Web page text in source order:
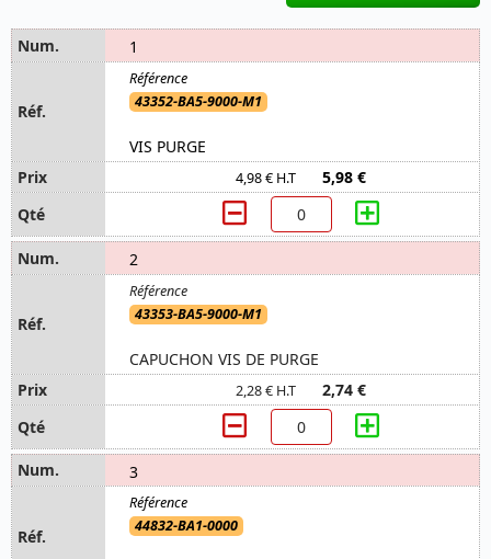
1
43352-BA5-9000-M1
VIS PURGE
4,98 € H.T 5,98 €
2
43353-BA5-9000-M1
CAPUCHON VIS DE PURGE
2,28 € H.T 2,74 €
3
44832-BA1-0000